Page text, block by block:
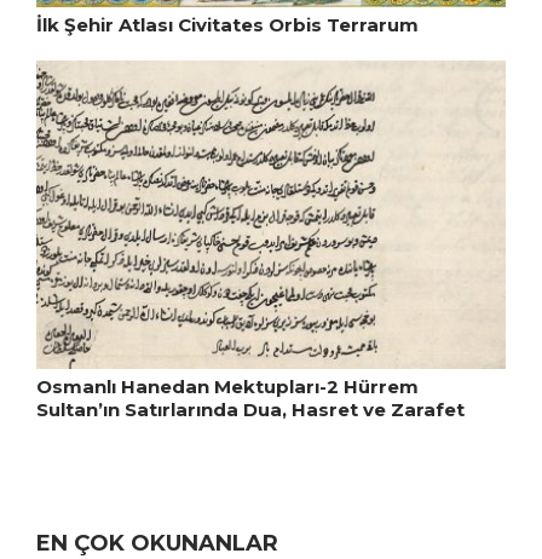
İlk Şehir Atlası Civitates Orbis Terrarum
Osmanlı Hanedan Mektupları-2 Hürrem
Sultan’ın Satırlarında Dua, Hasret ve Zarafet
EN ÇOK OKUNANLAR